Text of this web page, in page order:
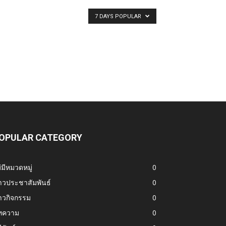
7 DAYS POPULAR
CATEGORY
หมวดหมู่
0
วประชาสัมพันธ์
0
กิจกรรม
0
วาม
0